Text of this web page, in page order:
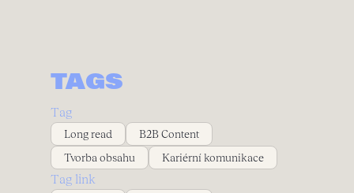
TAGS
Tag
Long read
B2B Content
Tvorba obsahu
Kariérní komunikace
Tag link